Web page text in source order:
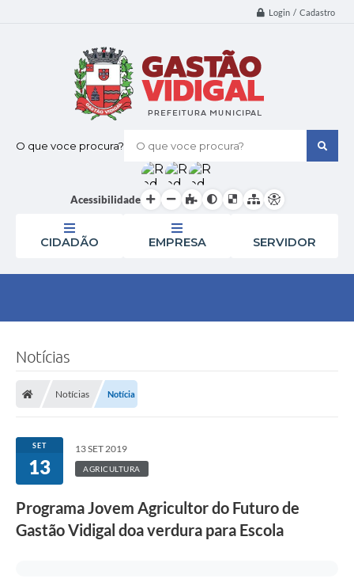
Login / Cadastro
O que voce procura?
Acessibilidade
CIDADÃO EMPRESA SERVIDOR
Notícias
Notícias Notícia
SET
13
13 SET 2019
AGRICULTURA
Programa Jovem Agricultor do Futuro de
Gastão Vidigal doa verdura para Escola